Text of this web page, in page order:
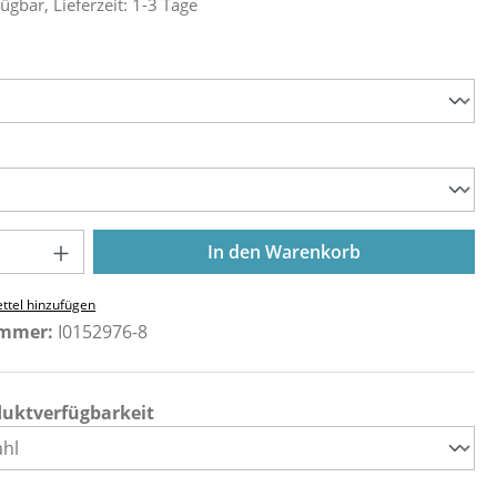
Anzahl: Gib den gewünschten Wert
In den Warenkorb
hinzufügen
I0152976-8